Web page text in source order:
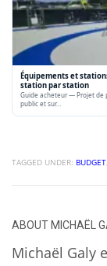
Équipements et
station par station
Guide acheteur — Projet de
public et sur…
TAGGED UNDER: BUDGET,
ABOUT MICHAËL
Michaël Galy